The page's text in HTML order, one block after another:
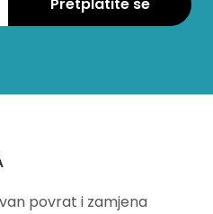
povrat i zamjena